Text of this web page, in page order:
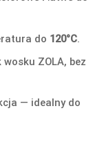
do 120°C.
ZOLA, bez
— idealny do